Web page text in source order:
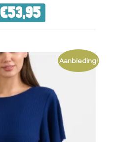
€53,95
Aanbieding!